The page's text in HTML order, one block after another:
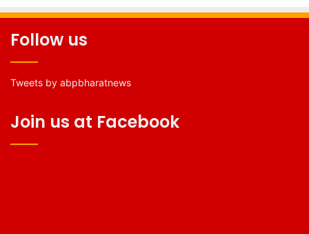
Follow us
Tweets by abpbharatnews
Join us at Facebook